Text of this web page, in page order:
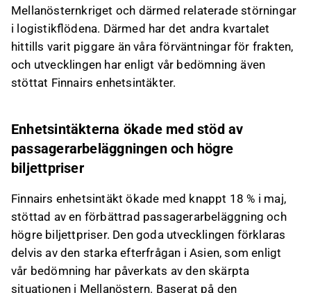
Mellanösternkriget och därmed relaterade störningar
i logistikflödena. Därmed har det andra kvartalet
hittills varit piggare än våra förväntningar för frakten,
och utvecklingen har enligt vår bedömning även
stöttat Finnairs enhetsintäkter.
Enhetsintäkterna ökade med stöd av
passagerarbeläggningen och högre
biljettpriser
Finnairs enhetsintäkt ökade med knappt 18 % i maj,
stöttad av en förbättrad passagerarbeläggning och
högre biljettpriser. Den goda utvecklingen förklaras
delvis av den starka efterfrågan i Asien, som enligt
vår bedömning har påverkats av den skärpta
situationen i Mellanöstern. Baserat på den